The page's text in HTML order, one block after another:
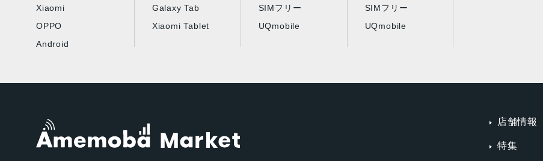
Xiaomi
OPPO
Android
Galaxy Tab
Xiaomi Tablet
SIMフリー
UQmobile
SIMフリー
UQmobile
店舗情報
特集